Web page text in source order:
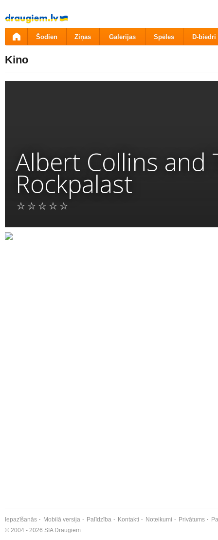
Pāriet
uz
saturu
Šodien Ziņas Galerijas Spēles D-biedri
Kino
Albert Collins and
Rockpalast
Iepazīšanās Mobilā versija Palīdzība Kontakti Noteikumi Privātums
© 2004 - 2026 SIA Draugiem